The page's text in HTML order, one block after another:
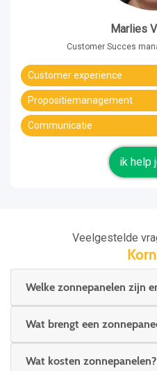
Marlies
Customer Succes
Customer experience
Propositiemanagement
Communicatie
ik help
Veelgestelde
Welke zonnepanelen zijn
Wat brengt een
Wat kosten zonnepanelen?